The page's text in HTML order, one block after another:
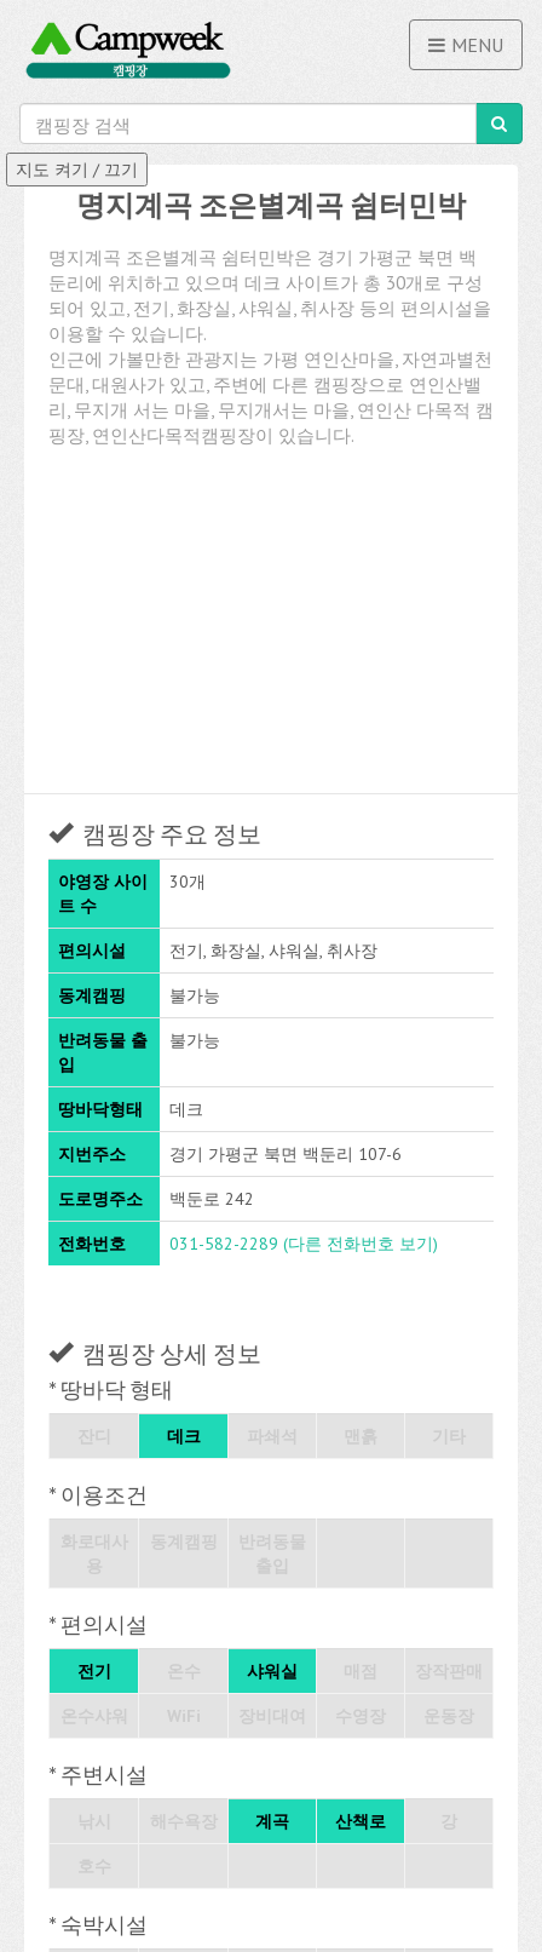
MENU
명지계곡 조은별계곡 쉼터민박
명지계곡 조은별계곡 쉼터민박은 경기 가평군 북면 백
둔리에 위치하고 있으며 데크 사이트가 총 30개로 구성
되어 있고, 전기, 화장실, 샤워실, 취사장 등의 편의시설을
이용할 수 있습니다.
인근에 가볼만한 관광지는 가평 연인산마을, 자연과별천
문대, 대원사가 있고, 주변에 다른 캠핑장으로 연인산밸
리, 무지개 서는 마을, 무지개서는 마을, 연인산 다목적 캠
핑장, 연인산다목적캠핑장이 있습니다.
캠핑장 주요 정보
야영장 사이
트 수
30개
편의시설 전기, 화장실, 샤워실, 취사장
동계캠핑 불가능
반려동물 출
입
불가능
땅바닥형태 데크
지번주소 경기 가평군 북면 백둔리 107-6
도로명주소 백둔로 242
전화번호 031-582-2289 (다른 전화번호 보기)
캠핑장 상세 정보
* 땅바닥 형태
데크
* 이용조건
* 편의시설
전기 샤워실
* 주변시설
계곡 산책로
* 숙박시설